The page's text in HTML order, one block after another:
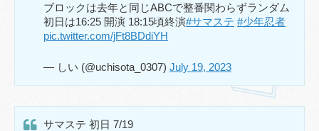
ブロックは去年と同じABCで整番関わらずランダム
初日は16:25 開演 18:15頃終演#サマステ #少年忍者
pic.twitter.com/jFt8BDdiYH
— しい (@uchisota_0307) July 19, 2023
サマステ 初日 7/19